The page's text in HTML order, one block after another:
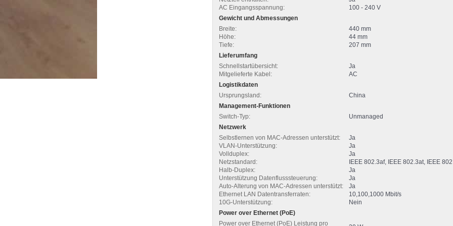
AC Eingangsspannung:
100 - 240 V
Gewicht und Abmessungen
Breite:
440 mm
Höhe:
44 mm
Tiefe:
207 mm
Lieferumfang
Schnellstartübersicht:
Ja
Mitgelieferte Kabel:
AC
Logistikdaten
Ursprungsland:
China
Management-Funktionen
Switch-Typ:
Unmanaged
Netzwerk
Selbstlernen von MAC-Adressen unterstützt:
Ja
VLAN-Unterstützung:
Ja
Vollduplex:
Ja
Netzstandard:
IEEE 802.3af, IEEE 802.3at, IEEE
Halb-Duplex:
Ja
Unterstützung Datenflusssteuerung:
Ja
Auto-Alterung von MAC-Adressen unterstützt:
Ja
Ethernet LAN Datentransferraten:
10,100,1000 Mbit/s
10G-Unterstützung:
Nein
Power over Ethernet (PoE)
Power over Ethernet (PoE) Leistung pro